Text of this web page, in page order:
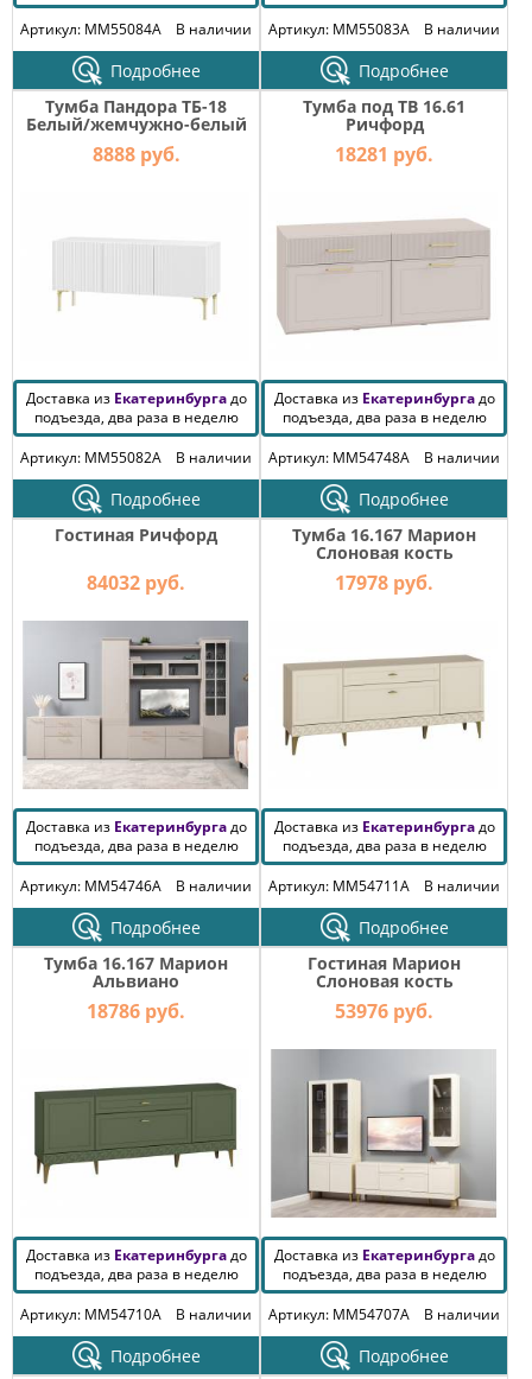
Артикул: MM55084A
В наличии
Подробнее
Артикул: MM55083A
В наличии
Подробнее
Тумба Пандора ТБ-18
Белый/жемчужно-белый
8888 руб.
Доставка из Екатеринбургадо
подъезда, два раза в неделю
Артикул: MM55082A
В наличии
Подробнее
Тумба под ТВ 16.61
Ричфорд
18281 руб.
Доставка из Екатеринбургадо
подъезда, два раза в неделю
Артикул: MM54748A
В наличии
Подробнее
Гостиная Ричфорд
84032 руб.
Доставка из Екатеринбургадо
подъезда, два раза в неделю
Артикул: MM54746A
В наличии
Подробнее
Тумба 16.167 Марион
Слоновая кость
17978 руб.
Доставка из Екатеринбургадо
подъезда, два раза в неделю
Артикул: MM54711A
В наличии
Подробнее
Тумба 16.167 Марион
Альвиано
18786 руб.
Доставка из Екатеринбургадо
подъезда, два раза в неделю
Артикул: MM54710A
В наличии
Подробнее
Гостиная Марион
Слоновая кость
53976 руб.
Доставка из Екатеринбургадо
подъезда, два раза в неделю
Артикул: MM54707A
В наличии
Подробнее